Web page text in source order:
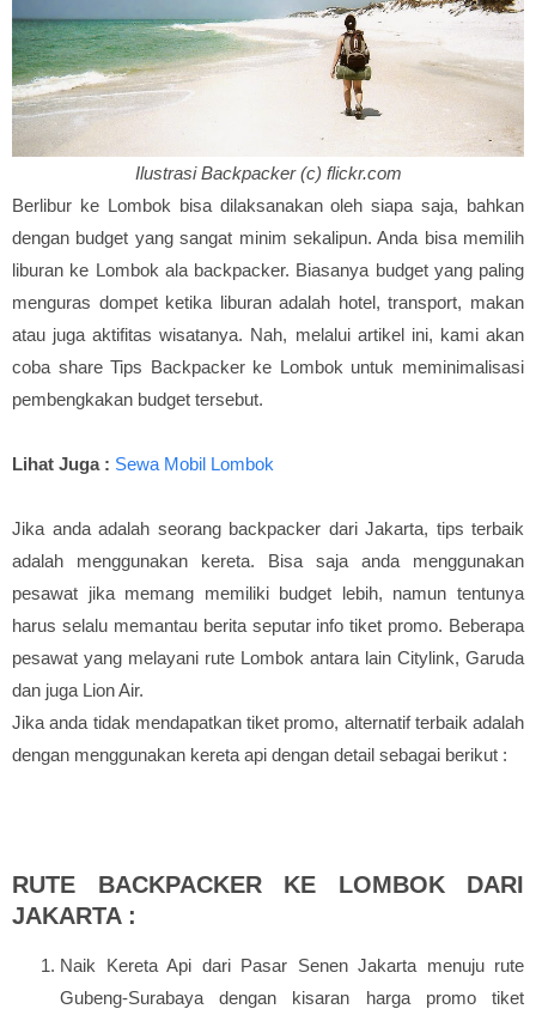
Ilustrasi Backpacker (c) flickr.com
Berlibur ke Lombok bisa dilaksanakan oleh siapa saja, bahkan
dengan budget yang sangat minim sekalipun. Anda bisa memilih
liburan ke Lombok ala backpacker. Biasanya budget yang paling
menguras dompet ketika liburan adalah hotel, transport, makan
atau juga aktifitas wisatanya. Nah, melalui artikel ini, kami akan
coba share Tips Backpacker ke Lombok untuk meminimalisasi
pembengkakan budget tersebut.
Lihat Juga : Sewa Mobil Lombok
Jika anda adalah seorang backpacker dari Jakarta, tips terbaik
adalah menggunakan kereta. Bisa saja anda menggunakan
pesawat jika memang memiliki budget lebih, namun tentunya
harus selalu memantau berita seputar info tiket promo. Beberapa
pesawat yang melayani rute Lombok antara lain Citylink, Garuda
dan juga Lion Air.
Jika anda tidak mendapatkan tiket promo, alternatif terbaik adalah
dengan menggunakan kereta api dengan detail sebagai berikut :
RUTE BACKPACKER KE LOMBOK DARI
JAKARTA :
Naik Kereta Api dari Pasar Senen Jakarta menuju rute
Gubeng-Surabaya dengan kisaran harga promo tiket